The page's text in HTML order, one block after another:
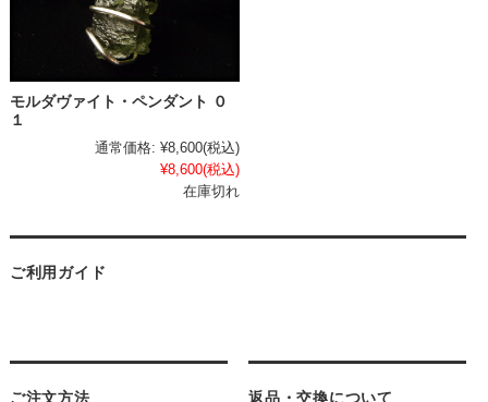
モルダヴァイト・ペンダント ０
１
通常価格: ¥8,600(税込)
¥8,600(税込)
在庫切れ
ご利用ガイド
ご注文方法 返品・交換について